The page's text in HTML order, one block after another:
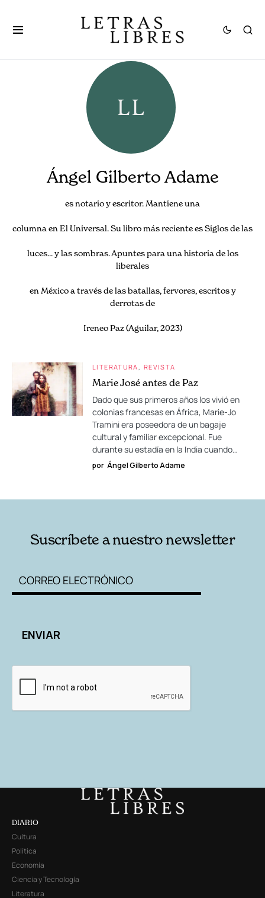
Ángel Gilberto Adame
es notario y escritor. Mantiene una
columna en El Universal. Su libro más reciente es Siglos de las
luces... y las sombras. Apuntes para una historia de los
liberales
en México a través de las batallas, fervores, escritos y
derrotas de
Ireneo Paz (Aguilar, 2023)
LITERATURA REVISTA
Marie José antes de Paz
Dado que sus primeros años los vivió en
colonias francesas en África, Marie-Jo
Tramini era poseedora de un bagaje
cultural y familiar excepcional. Fue
durante su estadía en la India cuando…
por Ángel Gilberto Adame
Suscríbete a nuestro newsletter
DIARIO
Cultura
Política
Economía
Ciencia y Tecnología
Literatura